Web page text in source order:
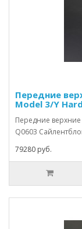
Передние
Model 3/Y
Передние
Q0603
79280 руб.